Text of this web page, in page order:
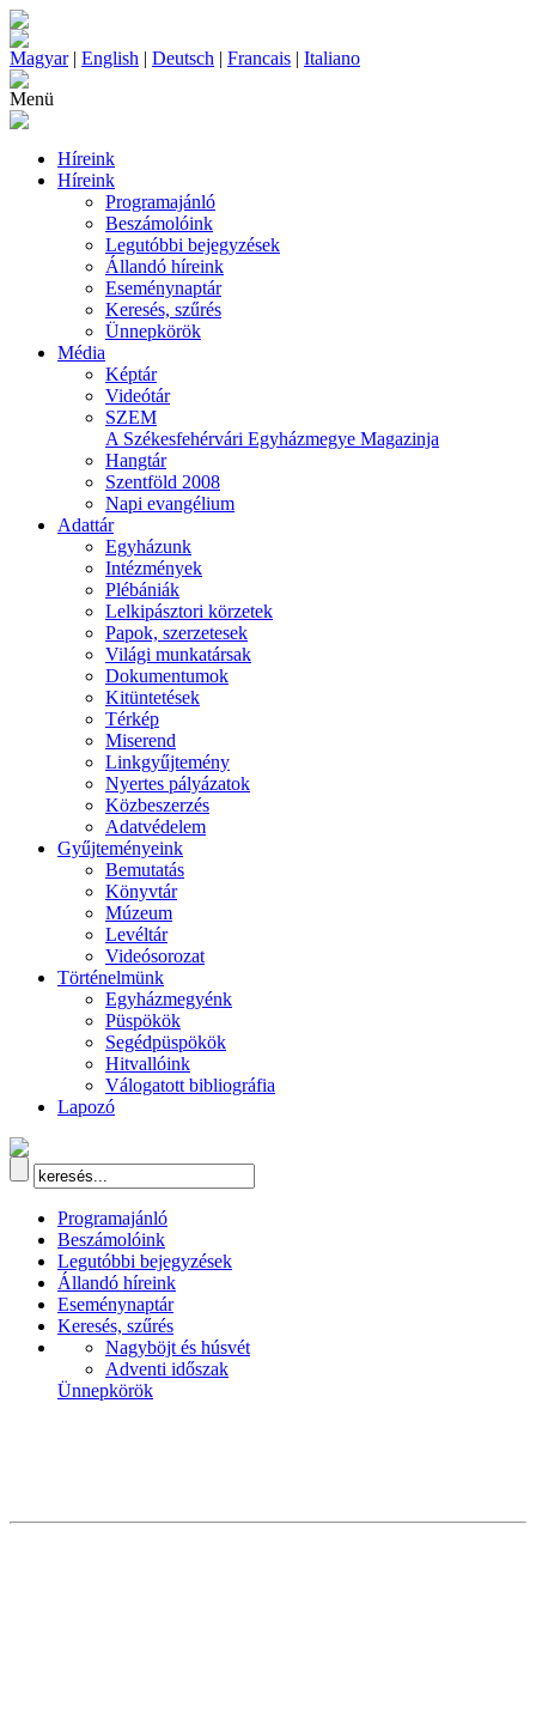
Magyar| English | Deutsch | Francais | Italiano
Menü
Híreink
Híreink
Programajánló
Beszámolóink
Legutóbbi bejegyzések
Állandó híreink
Eseménynaptár
Keresés, szűrés
Ünnepkörök
Média
Képtár
Videótár
SZEM
A Székesfehérvári Egyházmegye Magazinja
Hangtár
Szentföld 2008
Napi evangélium
Adattár
Egyházunk
Intézmények
Plébániák
Lelkipásztori körzetek
Papok, szerzetesek
Világi munkatársak
Dokumentumok
Kitüntetések
Térkép
Miserend
Linkgyűjtemény
Nyertes pályázatok
Közbeszerzés
Adatvédelem
Gyűjteményeink
Bemutatás
Könyvtár
Múzeum
Levéltár
Videósorozat
Történelmünk
Egyházmegyénk
Püspökök
Segédpüspökök
Hitvallóink
Válogatott bibliográfia
Lapozó
Programajánló
Beszámolóink
Legutóbbi bejegyzések
Állandó híreink
Eseménynaptár
Keresés, szűrés
Nagyböjt és húsvét
Adventi időszak
Ünnepkörök